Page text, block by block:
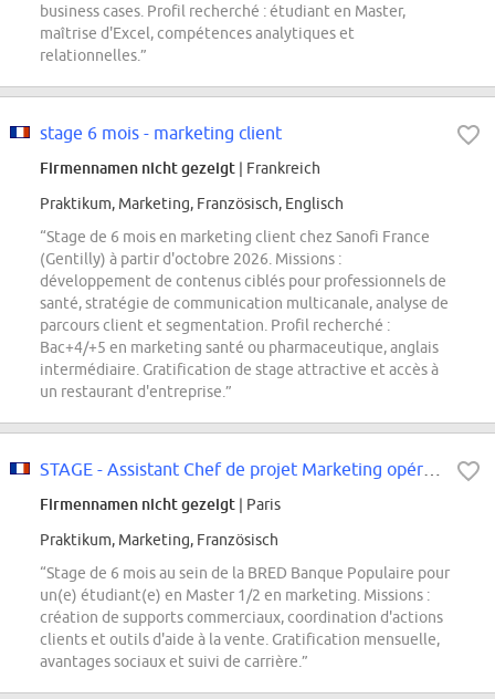
business cases. Profil recherché : étudiant en Master,
maîtrise d'Excel, compétences analytiques et
relationnelles.”
stage 6 mois - marketing client
Firmennamen nicht gezeigt | Frankreich
Praktikum, Marketing, Französisch, Englisch
“Stage de 6 mois en marketing client chez Sanofi France
(Gentilly) à partir d'octobre 2026. Missions :
développement de contenus ciblés pour professionnels de
santé, stratégie de communication multicanale, analyse de
parcours client et segmentation. Profil recherché :
Bac+4/+5 en marketing santé ou pharmaceutique, anglais
intermédiaire. Gratification de stage attractive et accès à
un restaurant d'entreprise.”
Firmennamen nicht gezeigt | Paris
Praktikum, Marketing, Französisch
“Stage de 6 mois au sein de la BRED Banque Populaire pour
un(e) étudiant(e) en Master 1/2 en marketing. Missions :
création de supports commerciaux, coordination d'actions
clients et outils d'aide à la vente. Gratification mensuelle,
avantages sociaux et suivi de carrière.”